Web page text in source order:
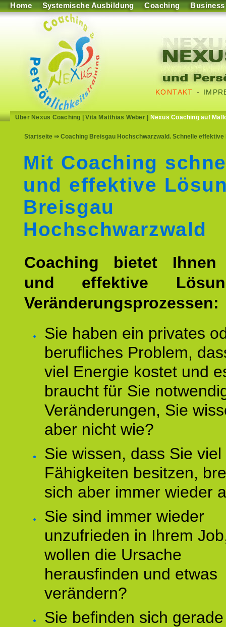
Home Systemische Ausbildung Coaching Business
KONTAKT -
Über Nexus Coaching |Vita Matthias Weber| Nexus Coaching auf
Startseite ⇒ Coaching Breisgau Hochschwarzwald. Schnelle
Mit Coaching
und effektive
Breisgau
Hochschwarzwald
Coaching bietet Ihnen
und effektive
Veränderungsprozessen:
Sie haben ein privates
berufliches Problem,
viel Energie kostet und
braucht für Sie
Veränderungen, Sie
aber nicht wie?
Sie wissen, dass Sie
Fähigkeiten besitzen,
sich aber immer wieder
Sie sind immer wieder
unzufrieden in Ihrem
wollen die Ursache
herausfinden und etwas
verändern?
Sie befinden sich